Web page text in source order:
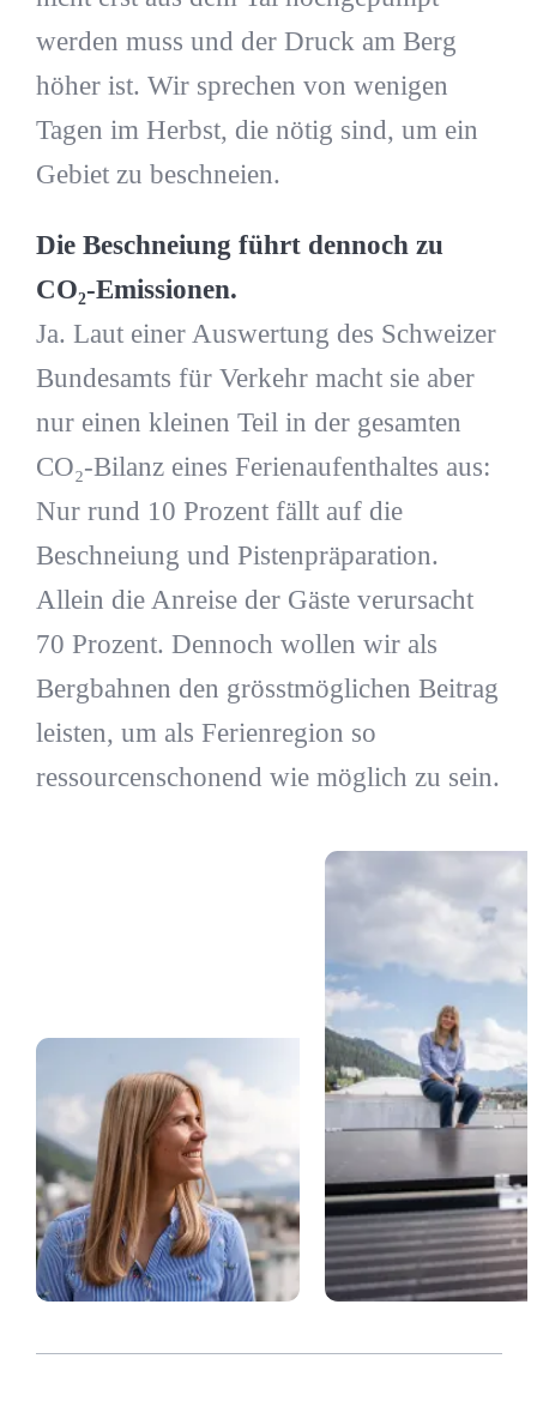
werden muss und der Druck am Berg
höher ist. Wir sprechen von wenigen
Tagen im Herbst, die nötig sind, um ein
Gebiet zu beschneien.
Die Beschneiung führt dennoch zu
CO₂-Emissionen.
Ja. Laut einer Auswertung des Schweizer
Bundesamts für Verkehr macht sie aber
nur einen kleinen Teil in der gesamten
CO₂-Bilanz eines Ferienaufenthaltes aus:
Nur rund 10 Prozent fällt auf die
Beschneiung und Pistenpräparation.
Allein die Anreise der Gäste verursacht
70 Prozent. Dennoch wollen wir als
Bergbahnen den grösstmöglichen Beitrag
leisten, um als Ferienregion so
ressourcenschonend wie möglich zu sein.